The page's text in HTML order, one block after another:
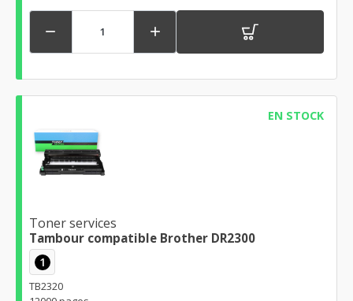
 
EN STOCK
Toner services
Tambour compatible Brother DR2300
1
TB2320